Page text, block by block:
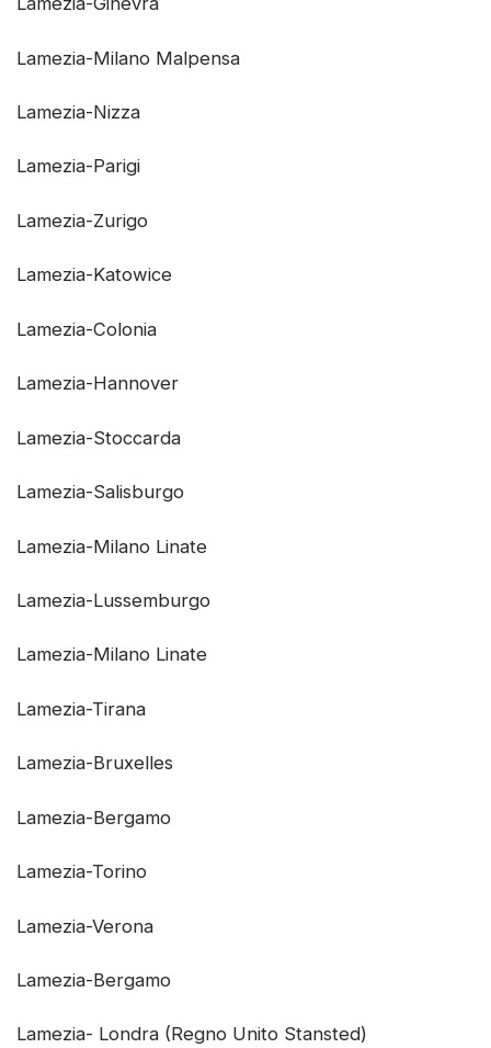
Lamezia-Milano Malpensa
Lamezia-Nizza
Lamezia-Parigi
Lamezia-Zurigo
Lamezia-Katowice
Lamezia-Colonia
Lamezia-Hannover
Lamezia-Stoccarda
Lamezia-Salisburgo
Lamezia-Milano Linate
Lamezia-Lussemburgo
Lamezia-Milano Linate
Lamezia-Tirana
Lamezia-Bruxelles
Lamezia-Bergamo
Lamezia-Torino
Lamezia-Verona
Lamezia-Bergamo
Lamezia- Londra (Regno Unito Stansted)